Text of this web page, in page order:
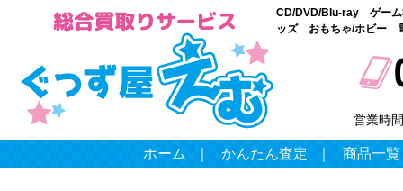
CD/DVD/Blu-ray ゲーム
ッズ おもちゃ/ホビー
営業時間
ホーム かんたん査定 商品一覧